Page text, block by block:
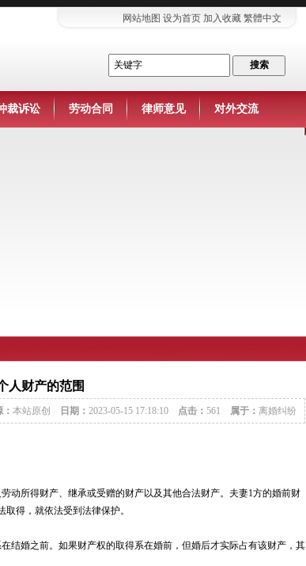
网站地图 设为首页 加入收藏 繁體中文
裁诉讼 劳动合同 律师意见 对外交流
人财产的范围
本站原创 日期： 2023-05-15 17:18:10 点击： 561 属于： 离婚纠纷
动所得财产、继承或受赠的财产以及其他合法财产。夫妻1方的婚前财
得，就依法受到法律保护。
结婚之前。如果财产权的取得系在婚前，但婚后才实际占有该财产，其